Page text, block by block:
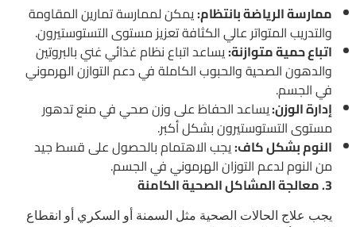
ممارسة الرياضة بانتظام:يمكن لممارسة تمارين المقاومة
والتدريب المتواتر عالي الكثافة تعزيز مستوى التستوستيرون.
اتباع حمية متوازنة:يساعد اتباع نظام غذائي غني بالبروتين
والدهون الصحية والحبوب الكاملة في دعم التوازن الهرموني
في الجسم.
إدارة الوزن:يساعد الحفاظ على وزن صحي في منع تدهور
مستوى التستوستيرون بشكل أكبر.
النوم بشكل كاف:يجب الاهتمام بالحصول على قسط جيد
من النوم لدعم التوزان الهرموني في الجسم.
3. معالجة المشاكل الصحية الكامنة
يجب علاج الحالات الصحية مثل السمنة أو السكري أو انقطاع